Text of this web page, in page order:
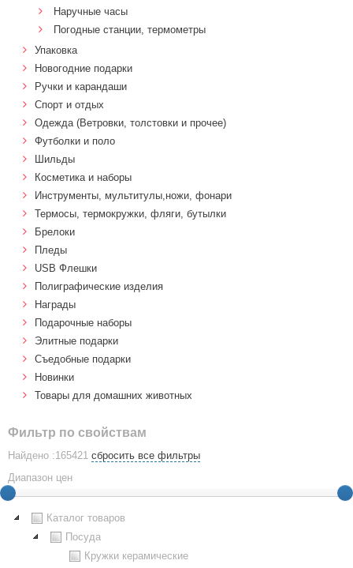
Наручные часы
Погодные станции, термометры
Упаковка
Новогодние подарки
Ручки и карандаши
Спорт и отдых
Одежда (Ветровки, толстовки и прочее)
Футболки и поло
Шильды
Косметика и наборы
Инструменты, мультитулы,ножи, фонари
Термосы, термокружки, фляги, бутылки
Брелоки
Пледы
USB Флешки
Полиграфические изделия
Награды
Подарочные наборы
Элитные подарки
Cъедобные подарки
Новинки
Товары для домашних животных
Фильтр по свойствам
Найдено :165421 сбросить все фильтры
Диапазон цен
Каталог товаров
Посуда
Кружки керамические